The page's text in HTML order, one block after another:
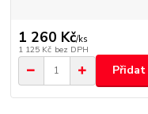
1 260 Kč/ks
1 125 Kč bez DPH